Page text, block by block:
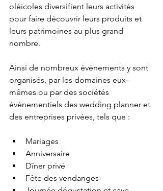
oléicoles diversifient leurs activités
pour faire découvrir leurs produits et
leurs patrimoines au plus grand
nombre.
Ainsi de nombreux événements y sont
organisés, par les domaines eux-
mêmes ou par des sociétés
événementiels des wedding planner et
des entreprises privées, tels que :
Mariages
Anniversaire
Dîner privé
Fête des vendanges